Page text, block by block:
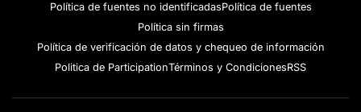
Política de fuentes no identificadasPolítica de fuentes
Política sin firmas
Política de verificación de datos y chequeo de información
Politica de ParticipationTérminos y CondicionesRSS